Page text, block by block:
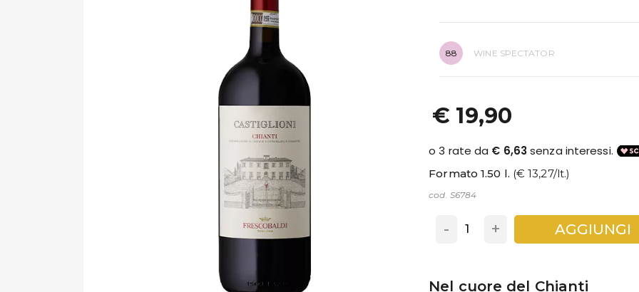
88 WINE SPECTATOR
€ 19,90
Formato 1.50 l. (€ 13,27/lt.)
cod. S6784
- + AGGIUNGI
Nel cuore del Chianti